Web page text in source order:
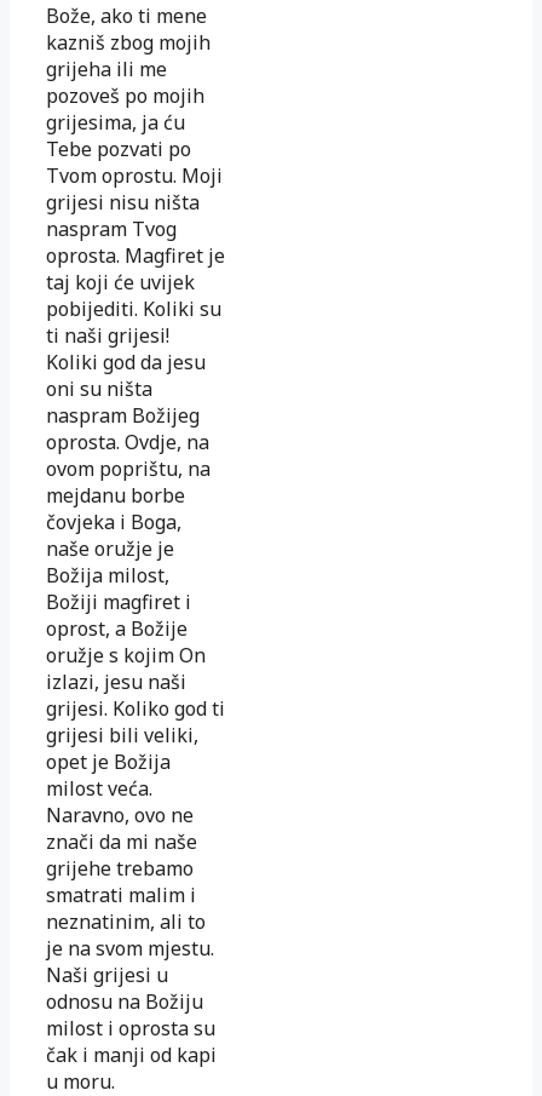
Bože, ako ti mene
kazniš zbog mojih
grijeha ili me
pozoveš po mojih
grijesima, ja ću
Tebe pozvati po
Tvom oprostu. Moji
grijesi nisu ništa
naspram Tvog
oprosta. Magfiret je
taj koji će uvijek
pobijediti. Koliki su
ti naši grijesi!
Koliki god da jesu
oni su ništa
naspram Božijeg
oprosta. Ovdje, na
ovom poprištu, na
mejdanu borbe
čovjeka i Boga,
naše oružje je
Božija milost,
Božiji magfiret i
oprost, a Božije
oružje s kojim On
izlazi, jesu naši
grijesi. Koliko god ti
grijesi bili veliki,
opet je Božija
milost veća.
Naravno, ovo ne
znači da mi naše
grijehe trebamo
smatrati malim i
neznatinim, ali to
je na svom mjestu.
Naši grijesi u
odnosu na Božiju
milost i oprosta su
čak i manji od kapi
u moru.